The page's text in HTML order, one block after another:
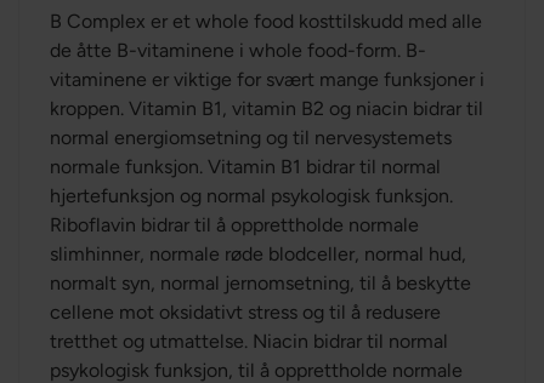
B Complex er et whole food kosttilskudd med alle
de åtte B-vitaminene i whole food-form. B-
vitaminene er viktige for svært mange funksjoner i
kroppen. Vitamin B1, vitamin B2 og niacin bidrar til
normal energiomsetning og til nervesystemets
normale funksjon. Vitamin B1 bidrar til normal
hjertefunksjon og normal psykologisk funksjon.
Riboflavin bidrar til å opprettholde normale
slimhinner, normale røde blodceller, normal hud,
normalt syn, normal jernomsetning, til å beskytte
cellene mot oksidativt stress og til å redusere
tretthet og utmattelse. Niacin bidrar til normal
psykologisk funksjon, til å opprettholde normale